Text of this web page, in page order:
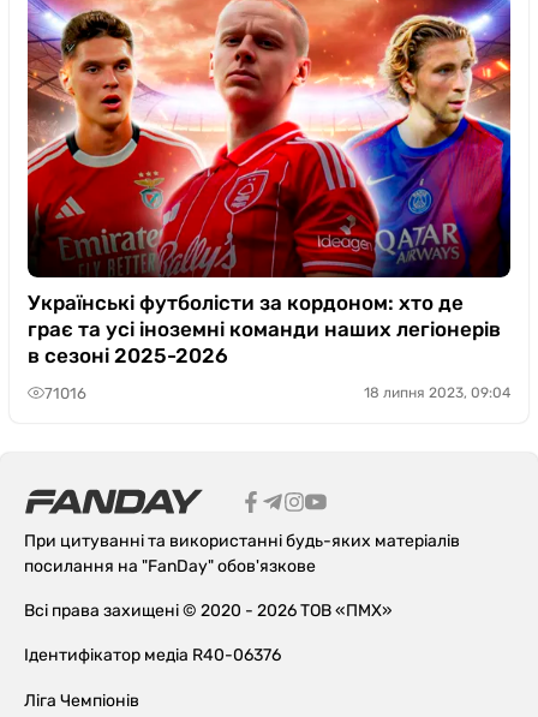
Українські футболісти за кордоном: хто де
грає та усі іноземні команди наших легіонерів
в сезоні 2025-2026
71016 18 липня 2023, 09:04
При цитуванні та використанні будь-яких матеріалів
посилання на "FanDay" обов'язкове
Всі права захищені © 2020 - 2026 ТОВ «ПМХ»
Ідентифікатор медіа R40-06376
Ліга Чемпіонів